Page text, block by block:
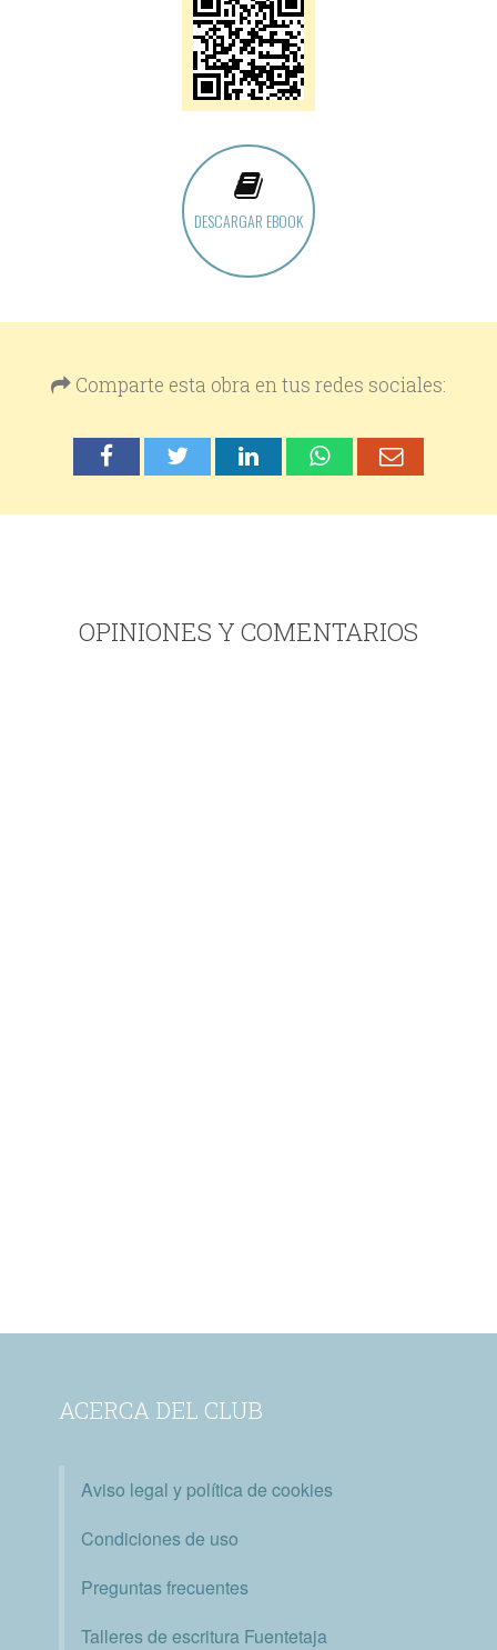
DESCARGAR EBOOK
Comparte esta obra en tus redes sociales:
OPINIONES Y COMENTARIOS
ACERCA DEL CLUB
Aviso legal y política de cookies
Condiciones de uso
Preguntas frecuentes
Talleres de escritura Fuentetaja